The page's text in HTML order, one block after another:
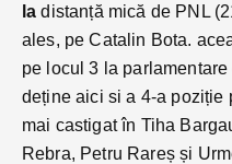
la distanță mică de PNL
ales, pe Catalin Bota.
pe locul 3 la
deține aici si a 4-a poziție
mai castigat în Tiha
Rebra, Petru Rareș și